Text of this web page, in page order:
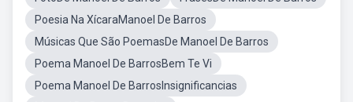
Poesia Na XícaraManoel De Barros
Músicas Que São PoemasDe Manoel De Barros
Poema Manoel De BarrosBem Te Vi
Poema Manoel De BarrosInsignificancias